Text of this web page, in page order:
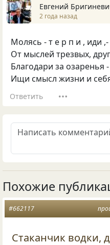
Евгений
2 года назад
Молясь - т е р п и , иди
От мыслей трезвых,
Благодари за озаренья
Ищи смысл жизни и
Ответить
Похожие
#662117
Стаканчик водки,